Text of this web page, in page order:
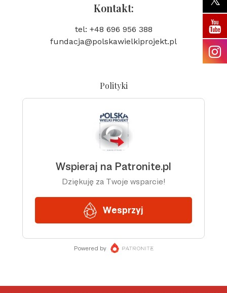
Kontakt:
tel: +48 696 956 388
fundacja@polskawielkiprojekt.pl
Polityki